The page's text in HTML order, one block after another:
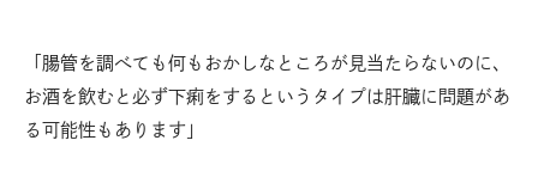
「腸管を調べても何もおかしなところが見当たらないのに、
お酒を飲むと必ず下痢をするというタイプは肝臓に問題があ
る可能性もあります」